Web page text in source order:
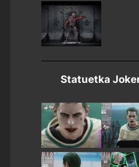
Statuetka